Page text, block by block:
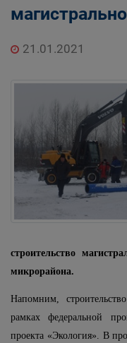
21.01.2021
строительство
микрорайона.
Напомним,
рамках федеральной
проекта «Экология». В